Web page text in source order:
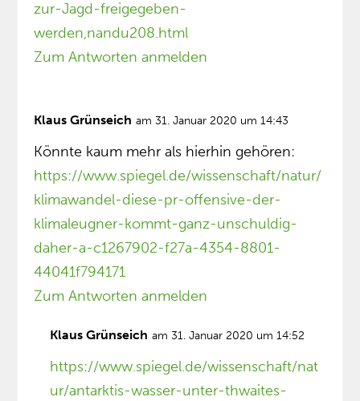
zur-Jagd-freigegeben-
werden,nandu208.html
Zum Antworten anmelden
Klaus Grünseich am 31. Januar 2020 um 14:43
Könnte kaum mehr als hierhin gehören:
https://www.spiegel.de/wissenschaft/natur/
klimawandel-diese-pr-offensive-der-
klimaleugner-kommt-ganz-unschuldig-
daher-a-c1267902-f27a-4354-8801-
44041f794171
Zum Antworten anmelden
Klaus Grünseich am 31. Januar 2020 um 14:52
https://www.spiegel.de/wissenschaft/nat
ur/antarktis-wasser-unter-thwaites-